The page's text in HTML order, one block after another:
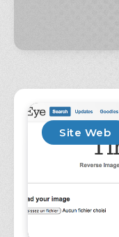
Site Web